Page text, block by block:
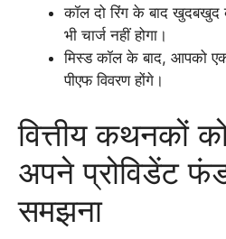
कॉल दो रिंग के बाद
भी चार्ज नहीं होगा।
मिस्ड कॉल के बाद, आपको
पीएफ विवरण होंगे।
वित्तीय कथनकों
अपने प्रोविडेंट
समझना